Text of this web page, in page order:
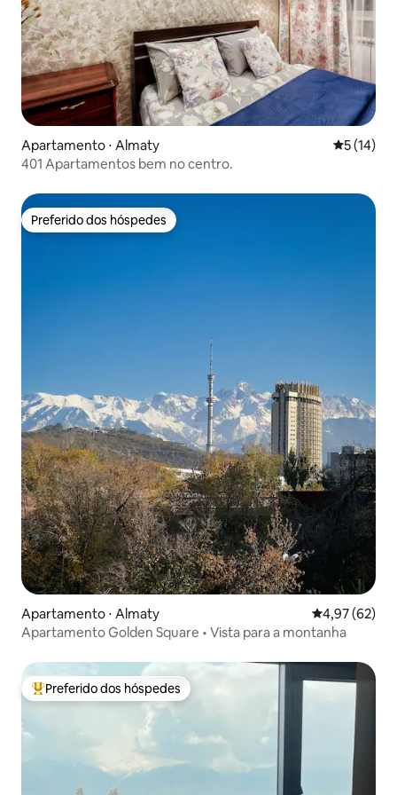
Apartamento ⋅ Almaty 5 de uma
5 (14)
401 Apartamentos bem no centro.
Preferido dos hóspedes
Preferido dos hóspedes
Apartamento ⋅ Almaty 4,97 de uma
4,97 (62)
Apartamento Golden Square • Vista para a montanha
Entre os melhores preferidos dos hóspedes
Preferido dos hóspedes